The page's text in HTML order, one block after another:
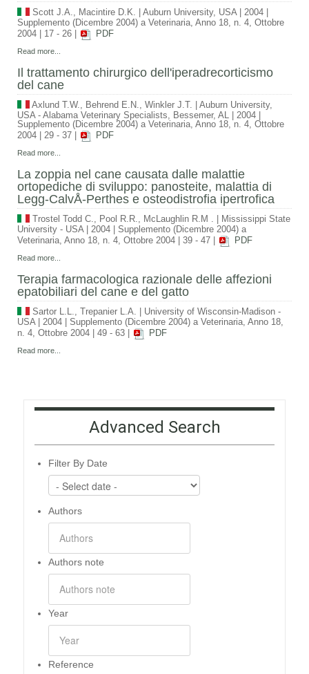
Scott J.A., Macintire D.K. Auburn University, USA 2004
Supplemento (Dicembre 2004) a Veterinaria, Anno 18, n. 4, Ottobre
2004
17 - 26 PDF
Read more...
Il trattamento chirurgico dell'iperadrecorticismo
del cane
Axlund T.W., Behrend E.N., Winkler J.T.
Auburn University,
USA - Alabama Veterinary Specialists, Bessemer, AL
2004
Supplemento (Dicembre 2004) a Veterinaria, Anno 18, n. 4, Ottobre
2004
29 - 37 PDF
Read more...
La zoppia nel cane causata dalle malattie
ortopediche di sviluppo: panosteite, malattia di
Legg-CalvÅ-Perthes e osteodistrofia ipertrofica
Trostel Todd C., Pool R.R., McLaughlin R.M .
Mississippi State
University - USA
2004
Supplemento (Dicembre 2004) a
Veterinaria, Anno 18, n. 4, Ottobre 2004
39 - 47 PDF
Read more...
Terapia farmacologica razionale delle affezioni
epatobiliari del cane e del gatto
Sartor L.L., Trepanier L.A.
University of Wisconsin-Madison -
USA
2004
Supplemento (Dicembre 2004) a Veterinaria, Anno 18,
n. 4, Ottobre 2004
49 - 63 PDF
Read more...
Advanced Search
Filter By Date
Authors
Authors note
Year
Reference